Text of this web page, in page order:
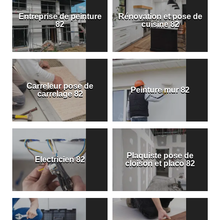
Entreprise de peinture
82
Rénovation et pose de
cuisine 82
Carreleur pose de
carrelage 82
Peinture mur 82
Electricien 82
Plaquiste pose de
cloison et placo 82